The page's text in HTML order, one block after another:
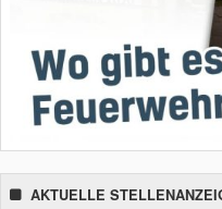
AKTUELLE